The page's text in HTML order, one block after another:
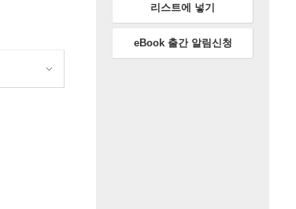
리스트에 넣기
eBook 출간 알림신청